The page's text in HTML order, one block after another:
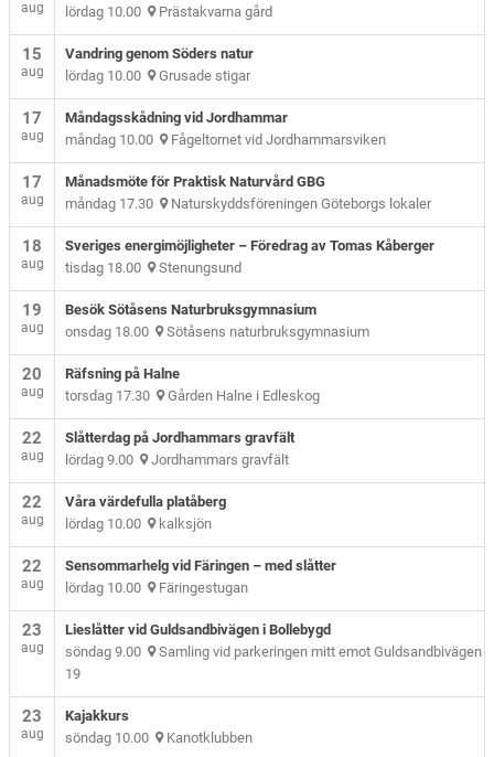
aug lördag 10.00 Prästakvarna gård
15
aug
Vandring genom Söders natur
lördag 10.00 Grusade stigar
17
aug
Måndagsskådning vid Jordhammar
måndag 10.00 Fågeltornet vid Jordhammarsviken
17
aug
Månadsmöte för Praktisk Naturvård GBG
måndag 17.30 Naturskyddsföreningen Göteborgs lokaler
18
aug
Sveriges energimöjligheter – Föredrag av Tomas Kåberger
tisdag 18.00 Stenungsund
19
aug
Besök Sötåsens Naturbruksgymnasium
onsdag 18.00 Sötåsens naturbruksgymnasium
20
aug
Räfsning på Halne
torsdag 17.30 Gården Halne i Edleskog
22
aug
Slåtterdag på Jordhammars gravfält
lördag 9.00 Jordhammars gravfält
22
aug
Våra värdefulla platåberg
lördag 10.00 kalksjön
22
aug
Sensommarhelg vid Färingen – med slåtter
lördag 10.00 Färingestugan
23
aug
Lieslåtter vid Guldsandbivägen i Bollebygd
söndag 9.00 Samling vid parkeringen mitt emot Guldsandbivägen
19
23
aug
Kajakkurs
söndag 10.00 Kanotklubben